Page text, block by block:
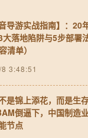
音导游实战指南】：20
大落地陷阱与5步部署
清单）
3:48:51
是锦上添花，而是生
倒逼下，中国制造
节点